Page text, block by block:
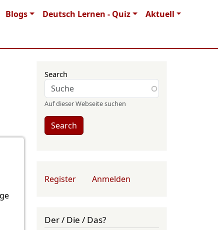
Blogs Deutsch Lernen - Quiz Aktuell
Search
Auf dieser Webseite suchen
Search
User account menu
Register Anmelden
Der / Die / Das?